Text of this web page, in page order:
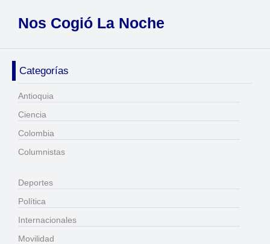
Nos Cogió La Noche
Categorías
Antioquia
Ciencia
Colombia
Columnistas
Deportes
Política
Internacionales
Movilidad